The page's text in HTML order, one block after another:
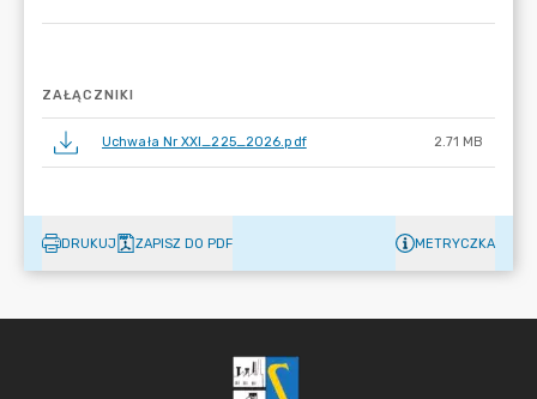
ZAŁĄCZNIKI
Uchwała Nr XXI_225_2026.pdf 2.71 MB
DRUKUJ ZAPISZ DO PDF METRYCZKA